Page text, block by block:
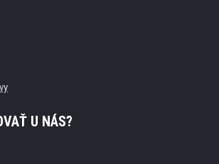
U NÁS?